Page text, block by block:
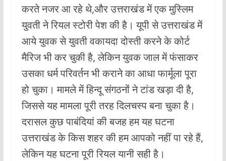
करते नजर आ रहे थे,और उत्तराखंड में एक मुस्लिम
युवती ने रियल स्टोरी पेश की है। यूपी से उत्तराखंड में
आये युवक से युवती वकायदा दोस्ती करने के कोर्ट
मैरिज भी कर चुकी है, लेकिन युवक जाल में फंसाकर
उसका धर्म परिवर्तन भी कराने का आधा फार्मूला पूरा
हो चुका। मामले में हिन्दू संगठनों ने टांड खड़ा दी है,
जिससे यह मामला पूरी तरह दिलचस्प बना चुका है।
दरासल कुछ पाबंदियां की बजह हम यह घटना
उत्तराखंड के किस शहर की हम आपको नहीं पा रहे हैं,
लेकिन यह घटना पूरी रियल यानी सही है।